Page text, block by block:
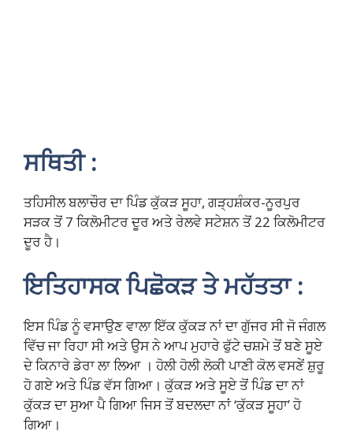
ਸਥਿਤੀ :
ਤਹਿਸੀਲ ਬਲਾਚੌਰ ਦਾ ਪਿੰਡ ਕੁੱਕੜ ਸੂਹਾ, ਗੜ੍ਹਸ਼ੰਕਰ-ਨੂਰਪੁਰ
ਸੜਕ ਤੋਂ 7 ਕਿਲੋਮੀਟਰ ਦੂਰ ਅਤੇ ਰੇਲਵੇ ਸਟੇਸ਼ਨ ਤੋਂ 22 ਕਿਲੋਮੀਟਰ
ਦੂਰ ਹੈ।
ਇਤਿਹਾਸਕ ਪਿਛੋਕੜ ਤੇ ਮਹੱਤਤਾ :
ਇਸ ਪਿੰਡ ਨੂੰ ਵਸਾਉਣ ਵਾਲਾ ਇੱਕ ਕੁੱਕੜ ਨਾਂ ਦਾ ਗੁੱਜਰ ਸੀ ਜੋ ਜੰਗਲ
ਵਿੱਚ ਜਾ ਰਿਹਾ ਸੀ ਅਤੇ ਉਸ ਨੇ ਆਪ ਮੁਹਾਰੇ ਫੁੱਟੇ ਚਸ਼ਮੇ ਤੋਂ ਬਣੇ ਸੂਏ
ਦੇ ਕਿਨਾਰੇ ਡੇਰਾ ਲਾ ਲਿਆ । ਹੋਲੀ ਹੋਲੀ ਲੋਕੀ ਪਾਣੀ ਕੋਲ ਵਸਣੇਂ ਸ਼ੁਰੂ
ਹੋ ਗਏ ਅਤੇ ਪਿੰਡ ਵੱਸ ਗਿਆ। ਕੁੱਕੜ ਅਤੇ ਸੂਏ ਤੋਂ ਪਿੰਡ ਦਾ ਨਾਂ
ਕੁੱਕੜ ਦਾ ਸੁਆ ਪੈ ਗਿਆ ਜਿਸ ਤੋਂ ਬਦਲਦਾ ਨਾਂ ‘ਕੁੱਕੜ ਸੂਹਾ’ ਹੋ
ਗਿਆ।